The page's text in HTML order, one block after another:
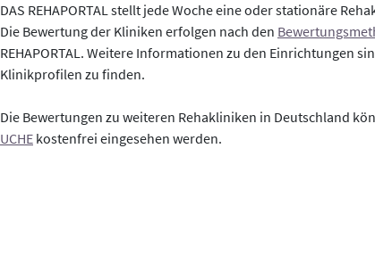
DAS REHAPORTAL stellt jede Woche eine oder stationäre
Die Bewertung der Kliniken erfolgen nach den
REHAPORTAL. Weitere Informationen zu den Einrichtungen
Klinikprofilen zu finden.
Die Bewertungen zu weiteren Rehakliniken in Deutschland
UCHE kostenfrei eingesehen werden.